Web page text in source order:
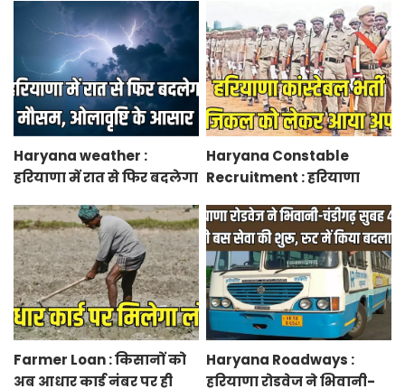
50 प्रतिशत सब्सिडी, फटाफट
करें आवेदन
Haryana weather :
हरियाणा में रात से फिर बदलेगा
Haryana Constable
Recruitment : हरियाणा
लेकर आया अपडेट, हर पद के
लिए 55 युवाओं ने किया
आवेदन
Farmer Loan : किसानों को
अब आधार कार्ड नंबर पर ही
Haryana Roadways :
हरियाणा रोडवेज ने भिवानी-